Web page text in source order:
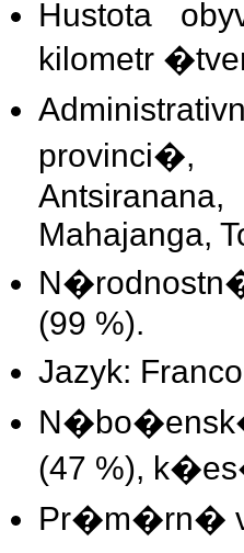
Hustota
kilometr
Mahajanga,
(99 %).
Jazyk:
(47 %),
Pr�m�rn�